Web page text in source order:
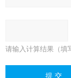
请输入计算结果（填